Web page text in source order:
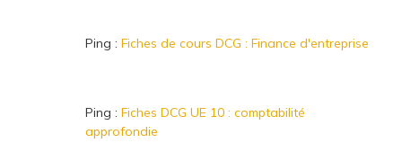
Ping : Fiches de cours DCG : Finance d'entreprise
Ping : Fiches DCG UE 10 : comptabilité
approfondie